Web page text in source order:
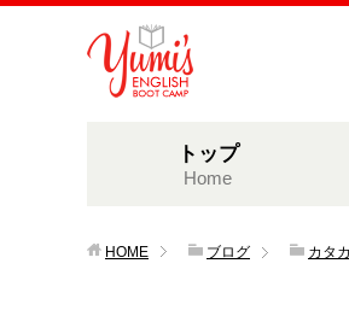
トップ
Home
HOME ブログ カタ